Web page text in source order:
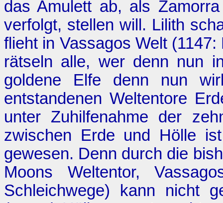
das Amulett ab, als
verfolgt, stellen will. Lilith
flieht in Vassagos Welt (1147:
rätseln alle, wer denn nun
goldene Elfe denn nun
entstandenen Weltentore
unter Zuhilfenahme der
zwischen Erde und Hölle
gewesen. Denn durch die
Moons Weltentor,
Schleichwege) kann nicht